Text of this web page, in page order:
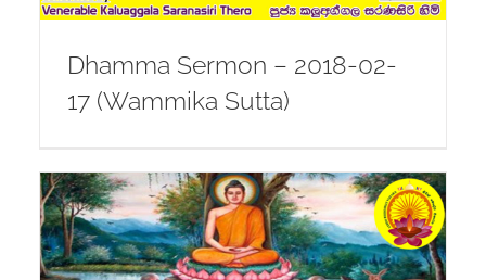
Dhamma Sermon – 2018-02-
17 (Wammika Sutta)